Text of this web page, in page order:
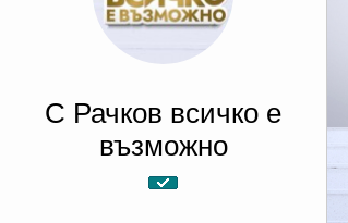
С Рачков всичко е
възможно